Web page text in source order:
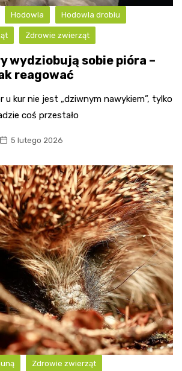
Hodowla Hodowla drobiu
Zdrowie zwierząt
wydziobują sobie pióra –
reagować
u kur nie jest „dziwnym nawykiem”, tylko
coś przestało
5 lutego 2026
Zdrowie zwierząt